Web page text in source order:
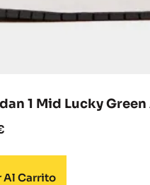
1 Mid Lucky
Al Carrito